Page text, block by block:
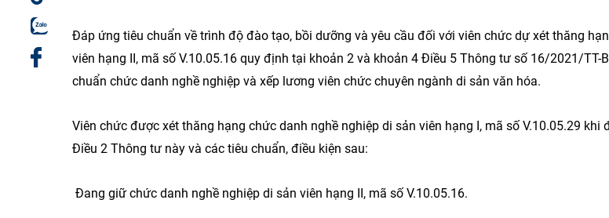
Đáp ứng tiêu chuẩn về trình độ đào tạo, bồi dưỡng và yêu cầu đối với viên chức dự xét thăng
viên hạng II, mã số V.10.05.16 quy định tại khoản 2 và khoản 4 Điều 5 Thông tư số 16/2021/TT-
chuẩn chức danh nghề nghiệp và xếp lương viên chức chuyên ngành di sản văn hóa.
Viên chức được xét thăng hạng chức danh nghề nghiệp di sản viên hạng I, mã số V.10.05.29 khi
Điều 2 Thông tư này và các tiêu chuẩn, điều kiện sau:
Đang giữ chức danh nghề nghiệp di sản viên hạng II, mã số V.10.05.16.